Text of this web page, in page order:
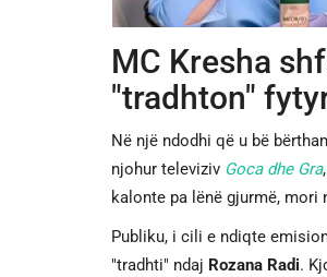
MC Kresha
"tradhton"
Në një ndodhi që u bë
njohur televiziv Goca dhe Gra
kalonte pa lënë gjurmë,
Publiku, i cili e ndiqte
"tradhti" ndaj Rozana Radi.